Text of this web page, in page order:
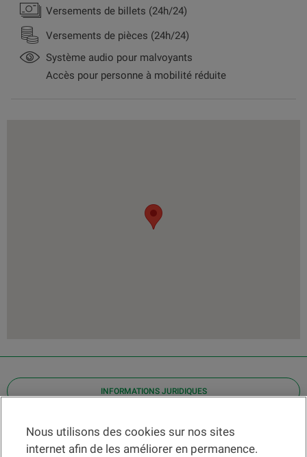
Versements de billets (24h/24)
Versements de pièces (24h/24)
Système audio pour malvoyants
Accès pour personne à mobilité réduite
INFORMATIONS JURIDIQUES
Contact
Localiser une agence
Nous utilisons des cookies sur nos sites
internet afin de les améliorer en permanence.